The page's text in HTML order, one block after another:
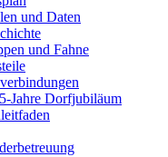
und Daten
und Fahne
Jahre Dorfjubiläum